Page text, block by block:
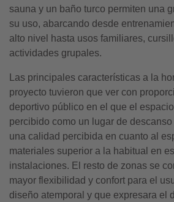
sauna y un baño turco permiten una
su uso, abarcando desde
alto nivel hasta usos familiares,
actividades grupales.
Las principales características a la
proyecto tuvieron que ver con
deportivo público en el que el
percibido como un lugar de
una calidad percibida en cuanto al
materiales superior a la habitual en
instalaciones. El resto de zonas se
mayor flexibilidad y confort para el
diseño atemporal y que expresara el